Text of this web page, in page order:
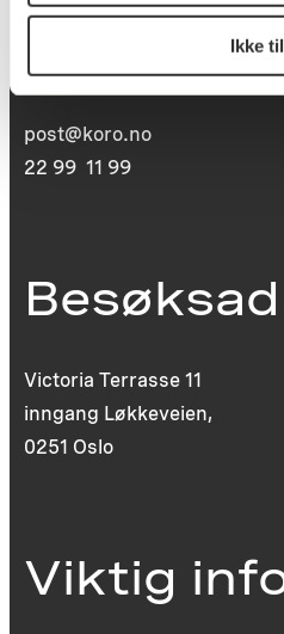
Ikke
Postboks 6994
0130 Oslo
post@koro.no
22 99 11 99
Victoria Terrasse 11
inngang Løkkeveien,
0251 Oslo
Viktig